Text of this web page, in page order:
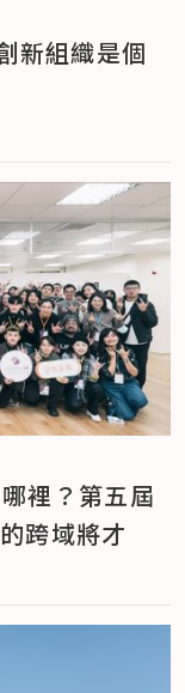
新組織是個
裡？第五屆
跨域將才